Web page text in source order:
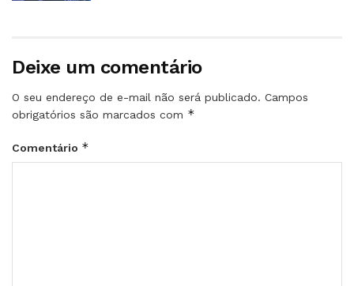
Deixe um comentário
O seu endereço de e-mail não será publicado. Campos
obrigatórios são marcados com *
Comentário *